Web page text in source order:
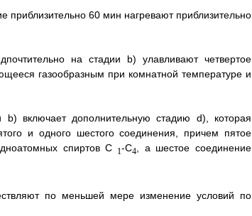
60 мин нагревают приблизительно
на стадии b) улавливают четвертое
газообразным при комнатной температуре и
включает дополнительную стадию d), которая
и одного шестого соединения, причем пятое
спиртов С 1-С4
, а шестое соединение
по меньшей мере изменение условий по